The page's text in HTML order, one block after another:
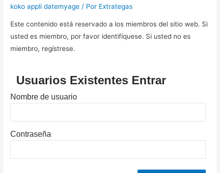
koko appli datemyage / Por Extrategas
Este contenido está reservado a los miembros del sitio web. Si
usted es miembro, por favor identifíquese. Si usted no es
miembro, regístrese.
Usuarios Existentes Entrar
Nombre de usuario
Contraseña